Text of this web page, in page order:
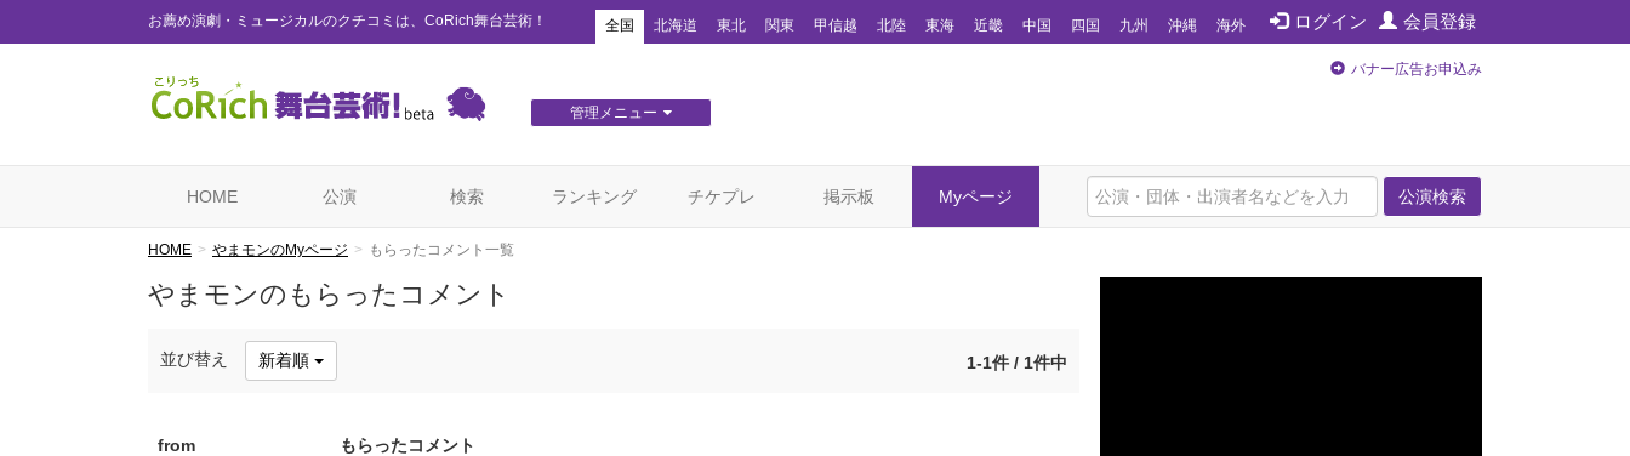
お薦め演劇・ミュージカルのクチコミは、CoRich舞台芸術！ ログイン 会員登録
全国 北海道 東北 関東 甲信越 北陸 東海 近畿 中国 四国 九州 沖縄 海外
管理メニュー
バナー広告お申込み
公演検索
HOME 公演 検索 ランキング チケプレ 掲示板 Myページ
HOME やまモンのMyページ もらったコメント一覧
やまモンのもらったコメント
並び替え 新着順 1-1件 / 1件中
from もらったコメント